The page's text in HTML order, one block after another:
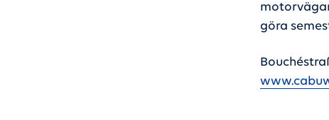
göra